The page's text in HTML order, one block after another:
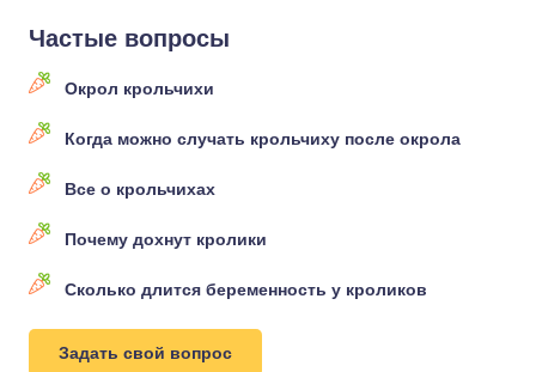
Частые вопросы
Окрол крольчихи
Когда можно случать крольчиху после окрола
Все о крольчихах
Почему дохнут кролики
Сколько длится беременность у кроликов
Задать свой вопрос